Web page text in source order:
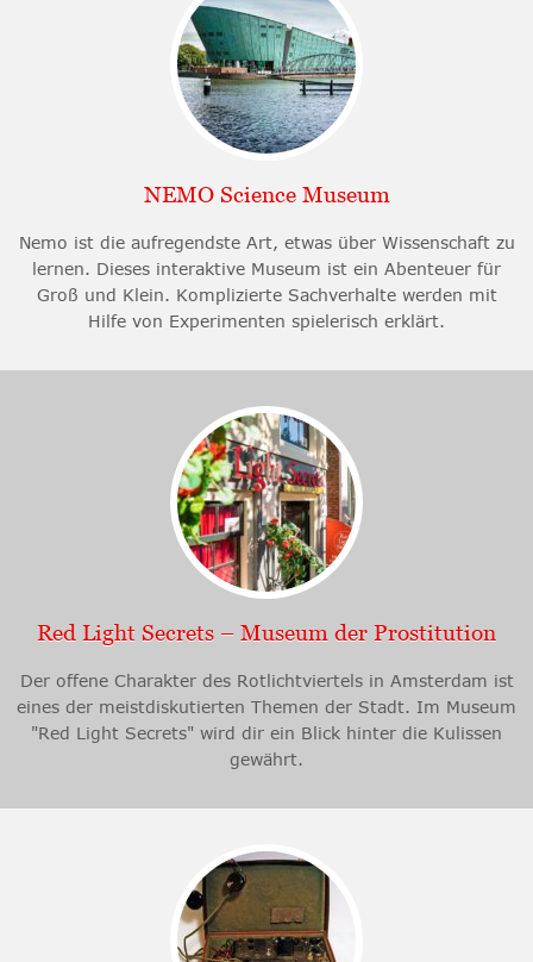
NEMO Science Museum
Nemo ist die aufregendste Art, etwas über Wissenschaft zu
lernen. Dieses interaktive Museum ist ein Abenteuer für
Groß und Klein. Komplizierte Sachverhalte werden mit
Hilfe von Experimenten spielerisch erklärt.
Red Light Secrets – Museum der Prostitution
Der offene Charakter des Rotlichtviertels in Amsterdam ist
eines der meistdiskutierten Themen der Stadt. Im Museum
"Red Light Secrets" wird dir ein Blick hinter die Kulissen
gewährt.